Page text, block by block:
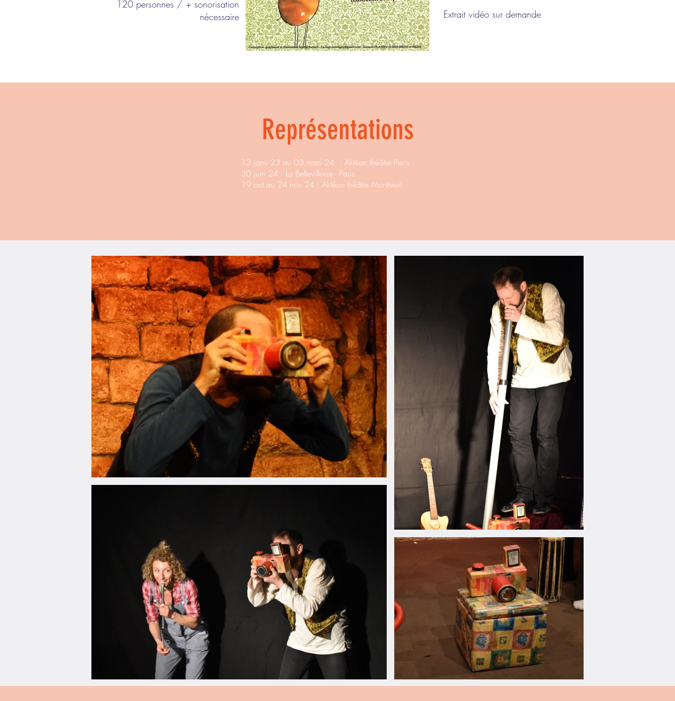
120 personnes / + sonorisation
nécessaire
Extrait vidéo sur demande
Représentations
13 janv 23 au 03 mars 24 : Aktéon théâtre Paris
30 juin 24 : La Bellevilloise - Paris
19 oct au 24 nov 24 : Aktéon théâtre Montreuil